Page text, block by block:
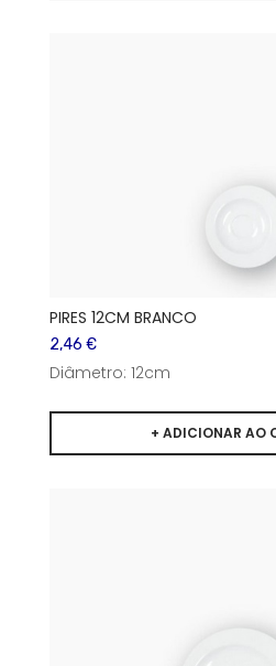
PIRES 12CM BRANCO
2,46 €
Diâmetro: 12cm